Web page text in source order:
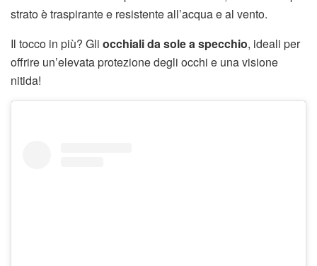
strato è traspirante e resistente all’acqua e al vento.
Il tocco in più? Gli occhiali da sole a specchio, ideali per
offrire un’elevata protezione degli occhi e una visione
nitida!